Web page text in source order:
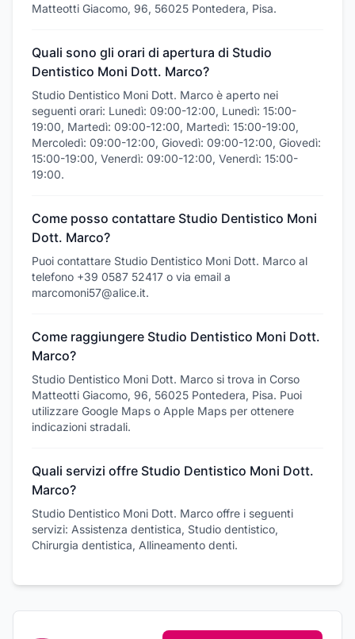
Matteotti Giacomo, 96, 56025 Pontedera, Pisa.
Quali sono gli orari di apertura di Studio
Dentistico Moni Dott. Marco?
Studio Dentistico Moni Dott. Marco è aperto nei
seguenti orari: Lunedì: 09:00-12:00, Lunedì: 15:00-
19:00, Martedì: 09:00-12:00, Martedì: 15:00-19:00,
Mercoledì: 09:00-12:00, Giovedì: 09:00-12:00, Giovedì:
15:00-19:00, Venerdì: 09:00-12:00, Venerdì: 15:00-
19:00.
Come posso contattare Studio Dentistico Moni
Dott. Marco?
Puoi contattare Studio Dentistico Moni Dott. Marco al
telefono +39 0587 52417 o via email a
marcomoni57@alice.it.
Come raggiungere Studio Dentistico Moni Dott.
Marco?
Studio Dentistico Moni Dott. Marco si trova in Corso
Matteotti Giacomo, 96, 56025 Pontedera, Pisa. Puoi
utilizzare Google Maps o Apple Maps per ottenere
indicazioni stradali.
Quali servizi offre Studio Dentistico Moni Dott.
Marco?
Studio Dentistico Moni Dott. Marco offre i seguenti
servizi: Assistenza dentistica, Studio dentistico,
Chirurgia dentistica, Allineamento denti.